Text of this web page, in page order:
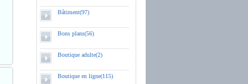
Bâtiment(97)
Bons plans(56)
Boutique adulte(2)
Boutique en ligne(115)